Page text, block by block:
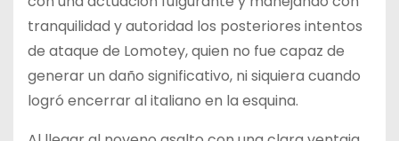
tranquilidad y autoridad los posteriores intentos
de ataque de Lomotey, quien no fue capaz de
generar un daño significativo, ni siquiera cuando
logró encerrar al italiano en la esquina.